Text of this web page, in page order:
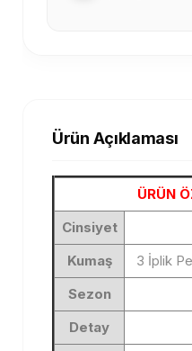
Ürün Açıklaması
ÜRÜN
Cinsiyet
Kumaş
3 İplik
Sezon
Detay